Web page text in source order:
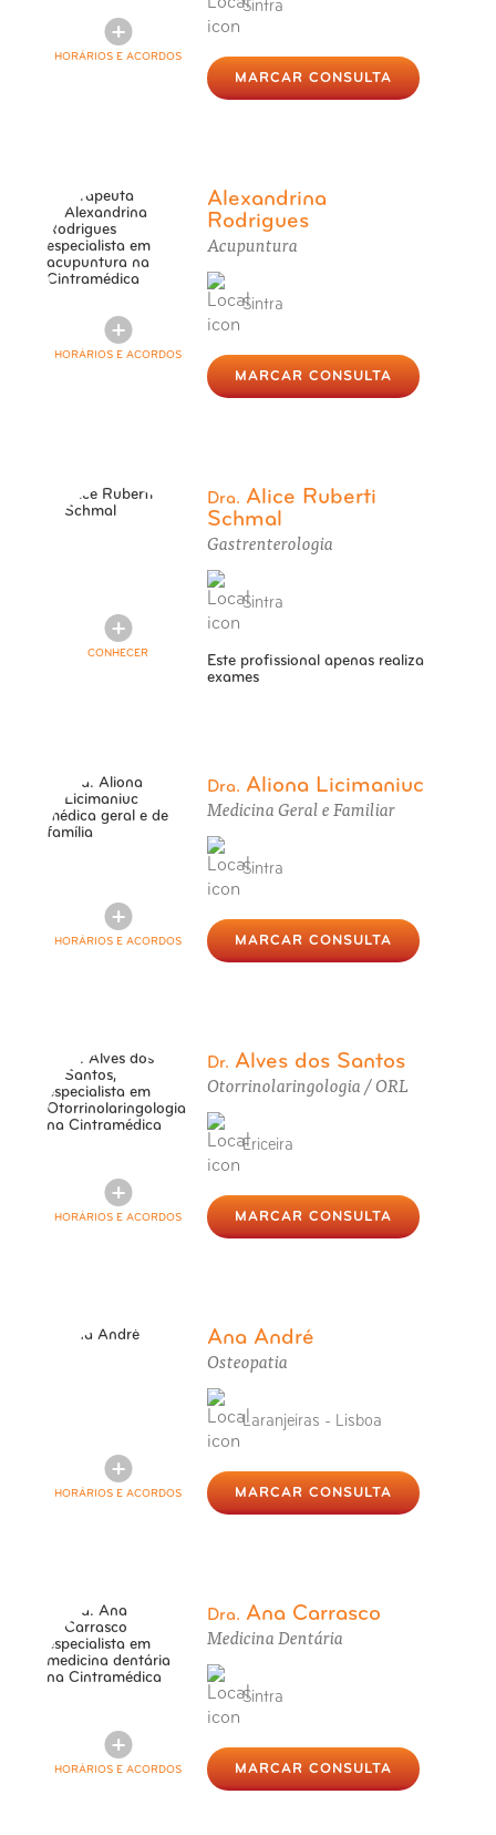
HORÁRIOS E ACORDOS
Sintra
MARCAR CONSULTA
HORÁRIOS E ACORDOS
Alexandrina
Rodrigues
Acupuntura
Sintra
MARCAR CONSULTA
CONHECER
Dra. Alice Ruberti
Schmal
Gastrenterologia
Sintra
Este profissional apenas realiza
exames
HORÁRIOS E ACORDOS
Dra. Aliona Licimaniuc
Medicina Geral e Familiar
Sintra
MARCAR CONSULTA
HORÁRIOS E ACORDOS
Dr. Alves dos Santos
Otorrinolaringologia / ORL
Ericeira
MARCAR CONSULTA
HORÁRIOS E ACORDOS
Ana André
Osteopatia
Laranjeiras - Lisboa
MARCAR CONSULTA
HORÁRIOS E ACORDOS
Dra. Ana Carrasco
Medicina Dentária
Sintra
MARCAR CONSULTA